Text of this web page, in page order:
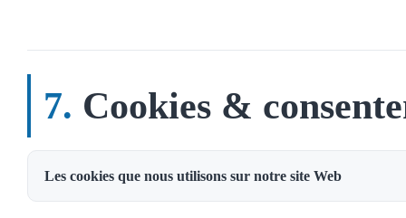
Cookies &
Les cookies que nous utilisons sur notre site Web